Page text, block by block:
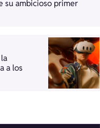
su ambicioso primer
a los